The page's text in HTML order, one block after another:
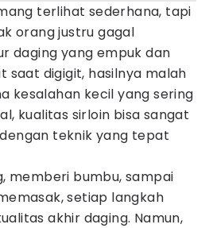
terlihat sederhana, tapi
orang justru gagal
daging yang empuk dan
saat digigit, hasilnya malah
kesalahan kecil yang sering
kualitas sirloin bisa sangat
teknik yang tepat
memberi bumbu, sampai
setiap langkah
akhir daging. Namun,